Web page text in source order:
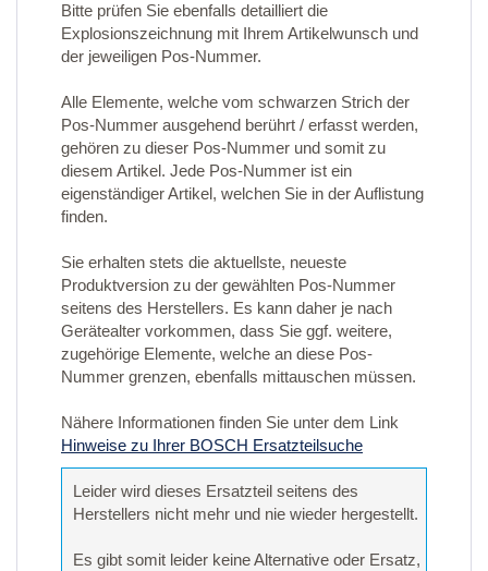
Bitte prüfen Sie ebenfalls detailliert die
Explosionszeichnung mit Ihrem Artikelwunsch und
der jeweiligen Pos-Nummer.
Alle Elemente, welche vom schwarzen Strich der
Pos-Nummer ausgehend berührt / erfasst werden,
gehören zu dieser Pos-Nummer und somit zu
diesem Artikel. Jede Pos-Nummer ist ein
eigenständiger Artikel, welchen Sie in der Auflistung
finden.
Sie erhalten stets die aktuellste, neueste
Produktversion zu der gewählten Pos-Nummer
seitens des Herstellers. Es kann daher je nach
Gerätealter vorkommen, dass Sie ggf. weitere,
zugehörige Elemente, welche an diese Pos-
Nummer grenzen, ebenfalls mittauschen müssen.
Nähere Informationen finden Sie unter dem Link
Hinweise zu Ihrer BOSCH Ersatzteilsuche
Leider wird dieses Ersatzteil seitens des
Herstellers nicht mehr und nie wieder hergestellt.
Es gibt somit leider keine Alternative oder Ersatz,